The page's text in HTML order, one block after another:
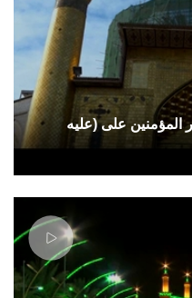
المؤمنین علی (علیه